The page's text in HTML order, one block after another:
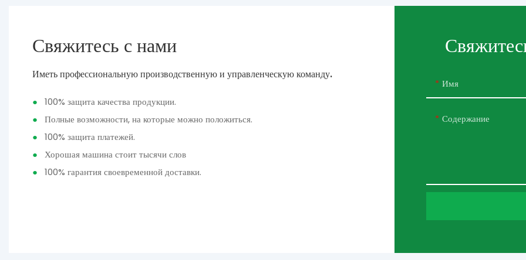
Свяжитесь с нами
Иметь профессиональную производственную и управленческую команду.
●
100% защита качества продукции.
●
Полные возможности, на которые можно положиться.
●
100% защита платежей.
●
Хорошая машина стоит тысячи слов
●
100% гарантия своевременной доставки.
Имя
Содержание